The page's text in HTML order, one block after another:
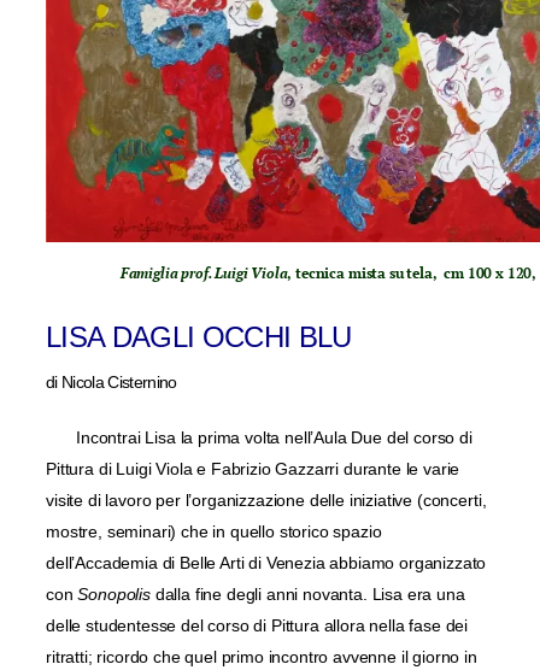
Famiglia prof. Luigi Viola, tecnica mista su tela, cm 100 x 120,
LISA DAGLI OCCHI BLU
di Nicola Cisternino
Incontrai Lisa la prima volta nell’Aula Due del corso di
Pittura di Luigi Viola e Fabrizio Gazzarri durante le varie
visite di lavoro per l’organizzazione delle iniziative (concerti,
mostre, seminari) che in quello storico spazio
dell’Accademia di Belle Arti di Venezia abbiamo organizzato
conSonopolisdalla fine degli anni novanta. Lisa era una
delle studentesse del corso di Pittura allora nella fase dei
ritratti; ricordo che quel primo incontro avvenne il giorno in